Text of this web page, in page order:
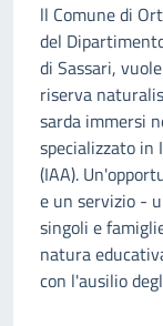
ll Comune di
del
di Sassari,
riserva
sarda immersi
specializzato
(IAA).
e un servizio -
singoli e
natura
con l'ausilio